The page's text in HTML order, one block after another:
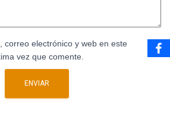
correo electrónico y web en este
vez que comente.